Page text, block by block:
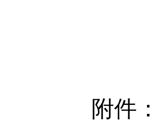
附件：